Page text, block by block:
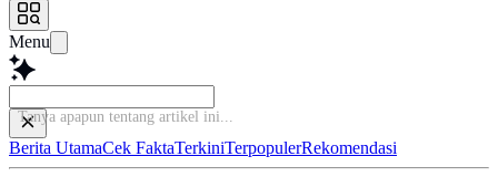
Menu
Tany
Berita UtamaCek FaktaTerkiniTerpopulerRekomendasi